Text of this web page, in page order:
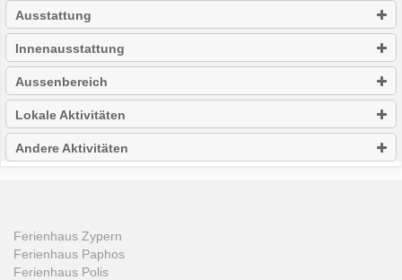
Ausstattung
Innenausstattung
Aussenbereich
Lokale Aktivitäten
Andere Aktivitäten
Ferienhaus Zypern
Ferienhaus Paphos
Ferienhaus Polis